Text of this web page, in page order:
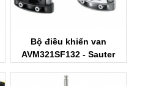
Bộ điều khiển van
AVM321SF132 - Sauter